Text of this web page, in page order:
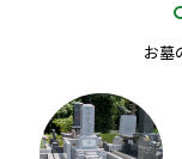
お墓